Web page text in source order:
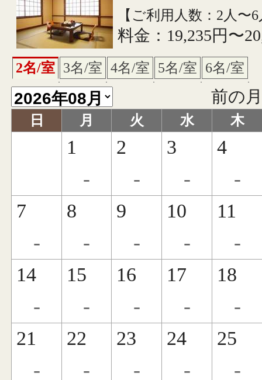
【ご利用人数：2人〜
料金：19,235円〜
2名/室 3名/室 4名/室 5名/室 6名/室
前の
日 月 火 水 木
1
-
2
-
3
-
4
-
7
-
8
-
9
-
10
-
11
-
14
-
15
-
16
-
17
-
18
-
21
-
22
-
23
-
24
-
25
-